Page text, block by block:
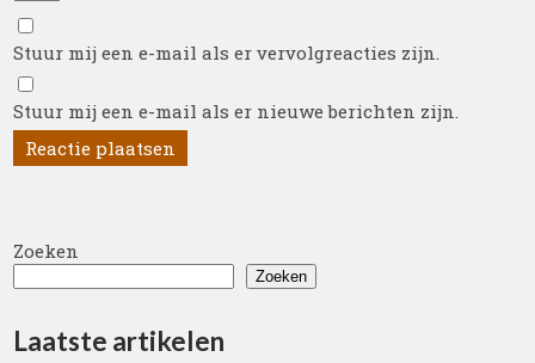
Stuur mij een e-mail als er vervolgreacties zijn.
Stuur mij een e-mail als er nieuwe berichten zijn.
Zoeken
Zoeken
Laatste artikelen